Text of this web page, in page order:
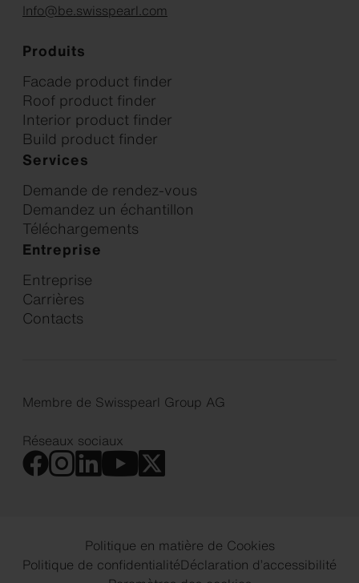
Info@be.swisspearl.com
Produits
Facade product finder
Roof product finder
Interior product finder
Build product finder
Services
Demande de rendez-vous
Demandez un échantillon
Téléchargements
Entreprise
Entreprise
Carrières
Contacts
Membre de Swisspearl Group AG
Réseaux sociaux
Politique en matière de Cookies
Politique de confidentialitéDéclaration d’accessibilité